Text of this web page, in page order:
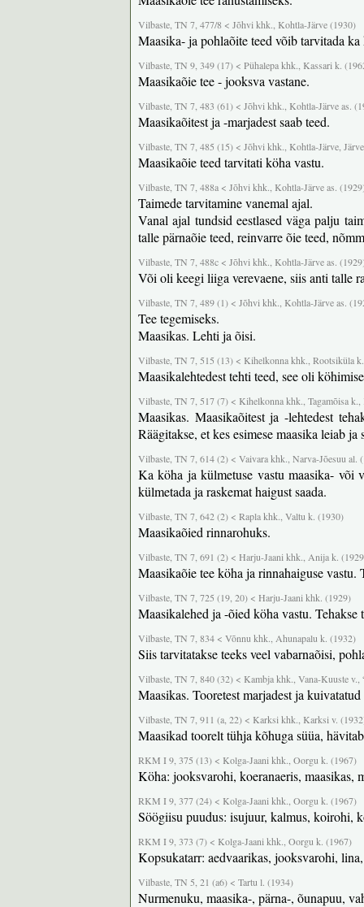
Vilbaste, TN 7, 477/8 < Jõhvi khk., Kohtla-Järve (1930)
Maasika- ja pohlaõite teed võib tarvitada ka
Vilbaste, TN 9, 349 (17) < Pühalepa khk., Kassari k.
Maasikaõie tee - jooksva vastane.
Vilbaste, TN 7, 483 (61) < Jõhvi khk., Kohtla-Järve as.
Maasikaõitest ja -marjadest saab teed.
Vilbaste, TN 7, 485 (15) < Jõhvi khk., Kohtla-Järve,
Maasikaõie teed tarvitati köha vastu.
Vilbaste, TN 7, 488a < Jõhvi khk., Kohtla-Järve as.
Taimede tarvitamine vanemal ajal.
Vanal ajal tundsid eestlased väga palju
talle pärnaõie teed, reinvarre õie teed,
Vilbaste, TN 7, 488c < Jõhvi khk., Kohtla-Järve as.
Või oli keegi liiga verevaene, siis anti talle
Vilbaste, TN 7, 489 (1) < Jõhvi khk., Kohtla-Järve as.
Tee tegemiseks.
Maasikas. Lehti ja õisi.
Vilbaste, TN 7, 515 (13) < Kihelkonna khk., Rootsiküla
Maasikalehtedest tehti teed, see oli
Vilbaste, TN 7, 517 (7) < Kihelkonna khk., Tagamõisa
Maasikas. Maasikaõitest ja -lehtedest
Räägitakse, et kes esimese maasika leiab
Vilbaste, TN 7, 614 (2) < Vaivara khk., Narva-Jõesuu al.
Ka köha ja külmetuse vastu maasika- või
külmetada ja raskemat haigust saada.
Vilbaste, TN 7, 642 (2) < Rapla khk., Valtu k. (1930)
Maasikaõied rinnarohuks.
Vilbaste, TN 7, 691 (2) < Harju-Jaani khk., Anija k.
Maasikaõie tee köha ja rinnahaiguse vastu.
Vilbaste, TN 7, 725 (19, 20) < Harju-Jaani khk. (1929)
Maasikalehed ja -õied köha vastu. Tehakse
Vilbaste, TN 7, 834 < Võnnu khk., Ahunapalu k. (1932)
Siis tarvitatakse teeks veel vabarnaõisi,
Vilbaste, TN 7, 840 (32) < Kambja khk., Vana-Kuuste v.,
Maasikas. Tooretest marjadest ja
Vilbaste, TN 7, 911 (a, 22) < Karksi khk., Karksi v.
Maasikad toorelt tühja kõhuga süüa,
RKM I 9, 375 (13) < Kolga-Jaani khk., Oorgu k. (1967)
Köha: jooksvarohi, koeranaeris, maasikas,
RKM I 9, 377 (24) < Kolga-Jaani khk., Oorgu k. (1967)
Söögiisu puudus: isujuur, kalmus, koirohi,
RKM I 9, 373 (7) < Kolga-Jaani khk., Oorgu k. (1967)
Kopsukatarr: aedvaarikas, jooksvarohi,
Vilbaste, TN 5, 21 (a6) < Tartu l. (1934)
Nurmenuku, maasika-, pärna-, õunapuu,